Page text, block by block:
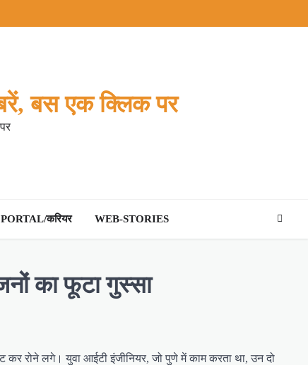
बस एक क्लिक पर
करियर WEB-STORIES
का फूटा गुस्सा
रोने लगे। युवा आईटी इंजीनियर, जो पुणे में काम करता था, उन दो